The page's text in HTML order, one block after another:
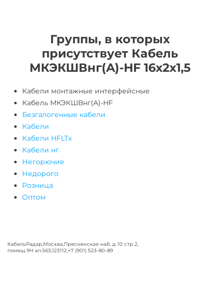
Группы, в которых
присутствует Кабель
МКЭКШВнг(A)-HF 16х2х1,5
Кабели монтажные интерфейсные
Кабель МКЭКШВнг(A)-HF
Безгалогенные кабели
Кабели
Кабели HFLTx
Кабели нг
Негорючие
Недорого
Розница
Оптом
КабельРадар Москва Пресненская наб, д 10 стр 2,
помещ 9Н ап.563 123112 +7 (901) 523-80-89